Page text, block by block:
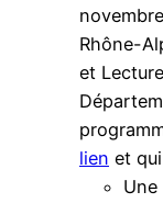
Rhône-
et
lien et